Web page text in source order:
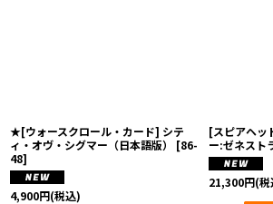
★[ウォースクロール・カード] シテ
ィ・オヴ・シグマー（日本語版）
[86-
48]
4,900円(税込)
[スピアヘッ
ー:ゼネスト
21,300円(税